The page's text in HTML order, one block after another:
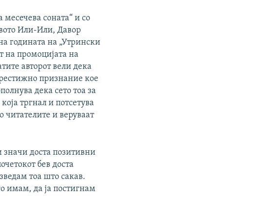
месечева соната“ и со
Или-Или, Давор
годината на „Утрински
на промоцијата на
авторот вели дека
признание кое
дека сето тоа за
тргнал и потсетува
читателите и веруваат
значи доста позитивни
бев доста
тоа што сакав.
имам, да ја постигнам